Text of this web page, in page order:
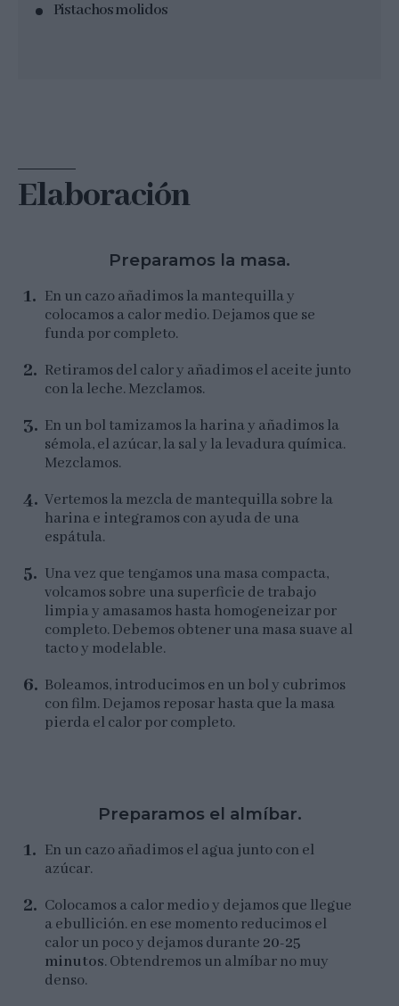
Pistachos molidos
Elaboración
Preparamos la masa.
En un cazo añadimos la mantequilla y
colocamos a calor medio. Dejamos que se
funda por completo.
Retiramos del calor y añadimos el aceite junto
con la leche. Mezclamos.
En un bol tamizamos la harina y añadimos la
sémola, el azúcar, la sal y la levadura química.
Mezclamos.
Vertemos la mezcla de mantequilla sobre la
harina e integramos con ayuda de una
espátula.
Una vez que tengamos una masa compacta,
volcamos sobre una superficie de trabajo
limpia y amasamos hasta homogeneizar por
completo. Debemos obtener una masa suave al
tacto y modelable.
Boleamos, introducimos en un bol y cubrimos
con film. Dejamos reposar hasta que la masa
pierda el calor por completo.
Preparamos el almíbar.
En un cazo añadimos el agua junto con el
azúcar.
Colocamos a calor medio y dejamos que llegue
a ebullición. en ese momento reducimos el
calor un poco y dejamos durante 20-25
minutos. Obtendremos un almíbar no muy
denso.